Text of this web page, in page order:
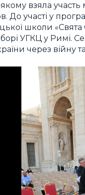
взяла участь
До участі у
школи
УГКЦ у Римі.
через війну